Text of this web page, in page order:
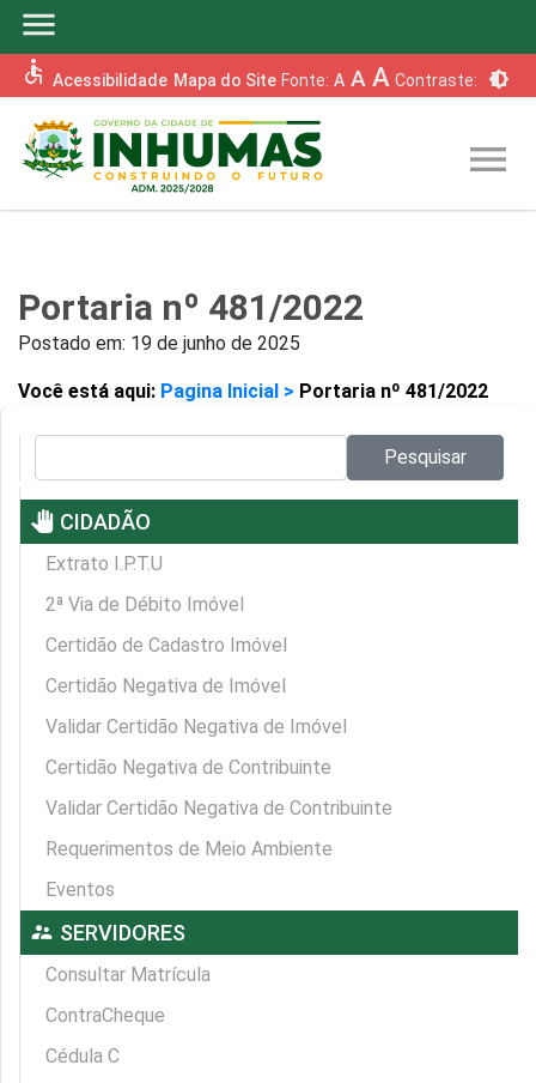
menu
accessible Acessibilidade Mapa do Site Fonte: A A A Contraste: brightness_6
menu
Portaria nº 481/2022
Postado em: 19 de junho de 2025
Você está aqui: Pagina Inicial > Portaria nº 481/2022
Pesquisar
pan_tool CIDADÃO
Extrato I.P.T.U
2ª Via de Débito Imóvel
Certidão de Cadastro Imóvel
Certidão Negativa de Imóvel
Validar Certidão Negativa de Imóvel
Certidão Negativa de Contribuinte
Validar Certidão Negativa de Contribuinte
Requerimentos de Meio Ambiente
Eventos
supervisor_account SERVIDORES
Consultar Matrícula
ContraCheque
Cédula C